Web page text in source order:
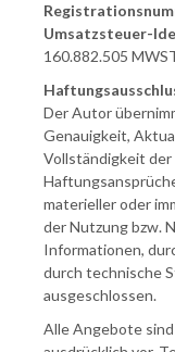
Umsatzsteuer-
160.882.505
Der Autor
Genauigkeit,
Vollständigkeit
materieller oder
der Nutzung bzw.
Informationen,
durch technische
ausgeschlossen.
Alle Angebote